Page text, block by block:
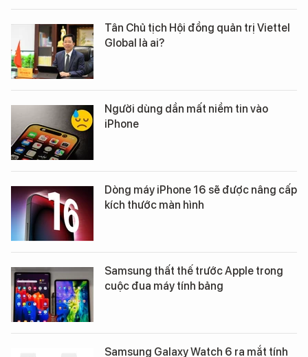
Tân Chủ tịch Hội đồng quản trị Viettel
Global là ai?
Người dùng dần mất niềm tin vào
iPhone
Dòng máy iPhone 16 sẽ được nâng cấp
kích thước màn hình
Samsung thất thế trước Apple trong
cuộc đua máy tính bảng
Samsung Galaxy Watch 6 ra mắt tính